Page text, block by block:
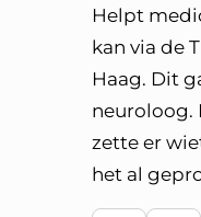
Helpt
kan via de
Haag. Dit
neuroloog.
zette er
het al